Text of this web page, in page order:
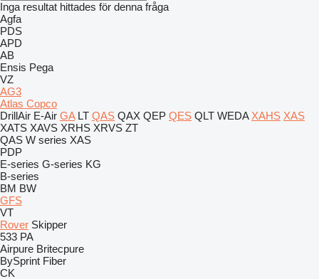
Inga resultat hittades för denna fråga
Agfa
PDS
APD
AB
Ensis Pega
VZ
AG3
Atlas Copco
DrillAir E-Air GA LT QAS QAX QEP QES QLT WEDA XAHS XAS
XATS XAVS XRHS XRVS ZT
QAS W series XAS
PDP
E-series G-series KG
B-series
BM BW
GFS
VT
Rover Skipper
533 PA
Airpure Britecpure
BySprint Fiber
CK